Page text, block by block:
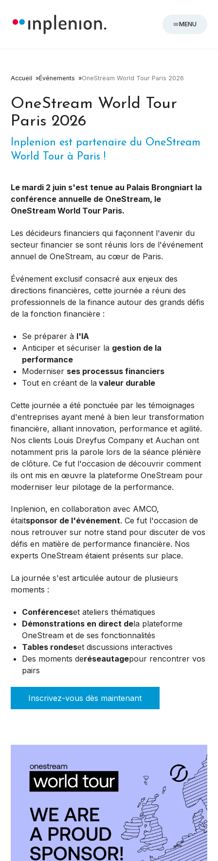
MENU
Accueil Événements OneStream World Tour Paris 2026
OneStream World Tour
Paris 2026
Inplenion est partenaire du OneStream
World Tour à Paris !
Le mardi 2 juin s'est tenue au Palais Brongniart la
conférence annuelle de OneStream, le
OneStream World Tour Paris.
Les décideurs financiers qui façonnent l'avenir du
secteur financier se sont réunis lors de l'événement
annuel de OneStream, au cœur de Paris.
Événement exclusif consacré aux enjeux des
directions financières, cette journée a réuni des
professionnels de la finance autour des grands défis
de la fonction financière :
Se préparer à l'IA
Anticiper et sécuriser la gestion de la
performance
Moderniser ses processus financiers
Tout en créant de lavaleur durable
Cette journée a été ponctuée par les témoignages
d'entreprises ayant mené à bien leur transformation
financière, alliant innovation, performance et agilité.
Nos clients Louis Dreyfus Company et Auchan ont
notamment pris la parole lors de la séance plénière
de clôture. Ce fut l'occasion de découvrir comment
ils ont mis en œuvre la plateforme OneStream pour
moderniser leur pilotage de la performance.
Inplenion, en collaboration avec AMCO,
étaitsponsor de l'événement. Ce fut l'occasion de
nous retrouver sur notre stand pour discuter de vos
défis en matière de performance financière. Nos
experts OneStream étaient présents sur place.
La journée s'est articulée autour de plusieurs
moments :
Conférenceset ateliers thématiques
Démonstrations en direct dela plateforme
OneStream et de ses fonctionnalités
Tables rondeset discussions interactives
Des moments deréseautagepour rencontrer vos
pairs
Inscrivez-vous dès maintenant